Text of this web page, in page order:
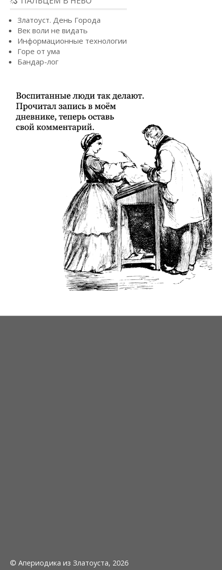
Златоуст. День Города
Век воли не видать
Информационные технологии
Горе от ума
Бандар-лог
© Апериодика из Златоуста, 2026